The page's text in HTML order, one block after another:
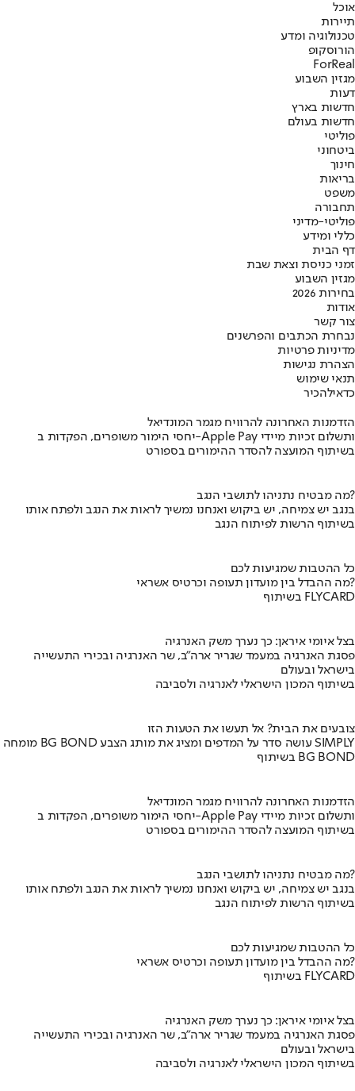
אוכל
תיירות
טכנולוגיה ומדע
הורוסקופ
ForReal
מגזין השבוע
דעות
חדשות בארץ
חדשות בעולם
פוליטי
ביטחוני
חינוך
בריאות
משפט
תחבורה
פוליטי-מדיני
כללי ומידע
דף הבית
זמני כניסת וצאת שבת
מגזין השבוע
בחירות 2026
אודות
צור קשר
נבחרת הכתבים והפרשנים
מדיניות פרטיות
הצהרת נגישות
תנאי שימוש
כדאילהכיר
הזדמנות האחרונה להרוויח מגמר המונדיאל
יחסי הימור משופרים, הפקדות ב-Apple Pay ותשלום זכיות מיידי
בשיתוף המועצה להסדר ההימורים בספורט
מה מבטיח נתניהו לתושבי הנגב?
בנגב יש צמיחה, יש ביקוש ואנחנו נמשיך לראות את הנגב ולפתח אותו
בשיתוף הרשות לפיתוח הנגב
כל ההטבות שמגיעות לכם
מה ההבדל בין מועדון תעופה וכרטיס אשראי?
בשיתוף FLYCARD
בצל איומי איראן: כך נערך משק האנרגיה
פסגת האנרגיה במעמד שגריר ארה"ב, שר האנרגיה ובכירי התעשייה
בישראל ובעולם
בשיתוף המכון הישראלי לאנרגיה ולסביבה
צובעים את הבית? אל תעשו את הטעות הזו
מומחה BG BOND עושה סדר על המדפים ומציג את מותג הצבע SIMPLY
בשיתוף BG BOND
הזדמנות האחרונה להרוויח מגמר המונדיאל
יחסי הימור משופרים, הפקדות ב-Apple Pay ותשלום זכיות מיידי
בשיתוף המועצה להסדר ההימורים בספורט
מה מבטיח נתניהו לתושבי הנגב?
בנגב יש צמיחה, יש ביקוש ואנחנו נמשיך לראות את הנגב ולפתח אותו
בשיתוף הרשות לפיתוח הנגב
כל ההטבות שמגיעות לכם
מה ההבדל בין מועדון תעופה וכרטיס אשראי?
בשיתוף FLYCARD
בצל איומי איראן: כך נערך משק האנרגיה
פסגת האנרגיה במעמד שגריר ארה"ב, שר האנרגיה ובכירי התעשייה
בישראל ובעולם
בשיתוף המכון הישראלי לאנרגיה ולסביבה